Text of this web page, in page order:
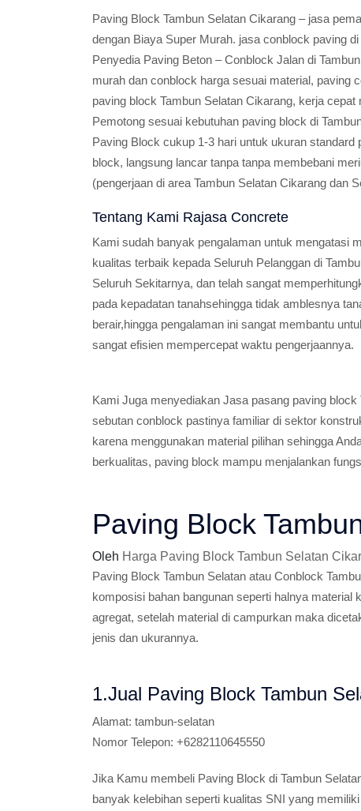
Paving Block Tambun Selatan Cikarang – jasa
dengan Biaya Super Murah. jasa conblock paving
Penyedia Paving Beton – Conblock Jalan di
murah dan conblock harga sesuai material, paving
paving block Tambun Selatan Cikarang, kerja
Pemotong sesuai kebutuhan paving block di
Paving Block cukup 1-3 hari untuk ukuran
block, langsung lancar tanpa tanpa membebani
(pengerjaan di area Tambun Selatan Cikarang dan
Tentang Kami Rajasa Concrete
Kami sudah banyak pengalaman untuk mengatasi
kualitas terbaik kepada Seluruh Pelanggan di
Seluruh Sekitarnya, dan telah sangat
pada kepadatan tanahsehingga tidak amblesnya
berair,hingga pengalaman ini sangat membantu
sangat efisien mempercepat waktu pengerjaannya.
Kami Juga menyediakan Jasa pasang paving
sebutan conblock pastinya familiar di sektor
karena menggunakan material pilihan sehingga
berkualitas, paving block mampu menjalankan
Paving Block
Oleh Harga Paving Block Tambun Selatan
Paving Block Tambun Selatan atau Conblock
komposisi bahan bangunan seperti halnya
agregat, setelah material di campurkan maka
jenis dan ukurannya.
1.Jual Paving Block Tambun
Alamat: tambun-selatan
Nomor Telepon: +6282110645550
Jika Kamu membeli Paving Block di Tambun
banyak kelebihan seperti kualitas SNI yang